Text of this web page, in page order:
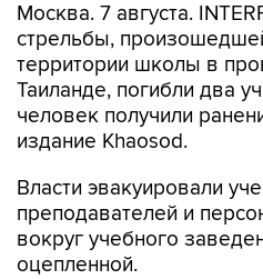
Москва. 7 августа.
стрельбы,
территории школы в
Таиланде, погибли два
человек получили
издание Khaosod.
Власти эвакуировали
преподавателей и
вокруг учебного
оцепленной.